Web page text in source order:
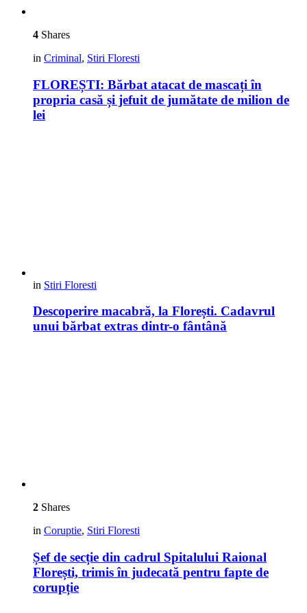
4 Shares
in Criminal, Stiri Floresti
FLOREȘTI: Bărbat atacat de mascați în
propria casă și jefuit de jumătate de milion de
lei
in Stiri Floresti
Descoperire macabră, la Florești. Cadavrul
unui bărbat extras dintr-o fântână
2 Shares
in Coruptie, Stiri Floresti
Șef de secție din cadrul Spitalului Raional
Florești, trimis în judecată pentru fapte de
corupție